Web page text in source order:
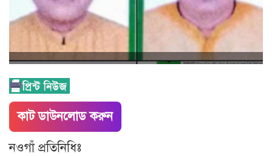
কাট ডাউনলোড করুন
নওগাঁ প্রতিনিধিঃ